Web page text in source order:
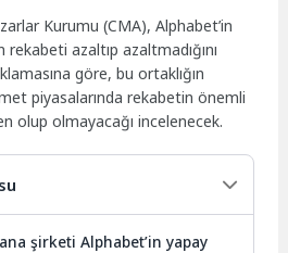
Kurumu (CMA), Alphabet’in
rekabeti azaltıp azaltmadığını
göre, bu ortaklığın
piyasalarında rekabetin önemli
olup olmayacağı incelenecek.
şirketi Alphabet’in yapay